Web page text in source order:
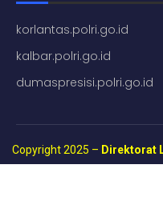
korlantas.polri.go.id
kalbar.polri.go.id
dumaspresisi.polri.go.id
Copyright 2025 – Direktorat